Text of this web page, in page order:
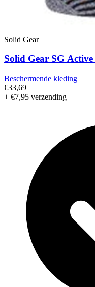
Solid Gear
Solid Gear SG
Beschermende kleding
€33,69
+ €7,95 verzending